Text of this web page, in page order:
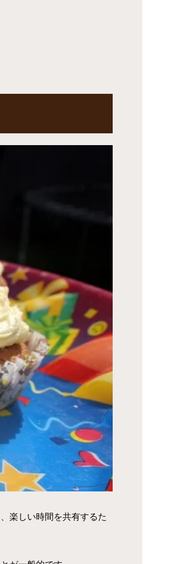
楽しい時間を共有するた